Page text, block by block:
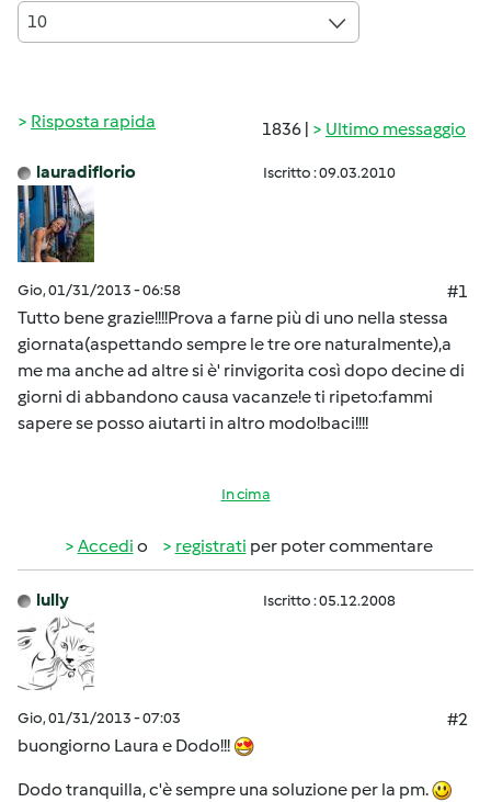
10
1836 | Ultimo messaggio
Risposta rapida
lauradiflorio Iscritto : 09.03.2010
Gio, 01/31/2013 - 06:58
#1
Tutto bene grazie!!!!Prova a farne più di uno nella stessa
giornata(aspettando sempre le tre ore naturalmente),a
me ma anche ad altre si è' rinvigorita così dopo decine di
giorni di abbandono causa vacanze!e ti ripeto:fammi
sapere se posso aiutarti in altro modo!baci!!!!
In cima
Accedi o registrati per poter commentare
lully Iscritto : 05.12.2008
Gio, 01/31/2013 - 07:03
#2
buongiorno Laura e Dodo!!!
Dodo tranquilla, c'è sempre una soluzione per la pm.